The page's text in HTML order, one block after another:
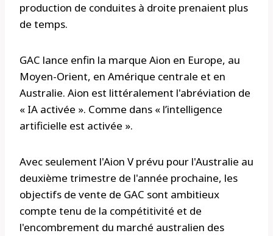
production de conduites à droite prenaient plus
de temps.
GAC lance enfin la marque Aion en Europe, au
Moyen-Orient, en Amérique centrale et en
Australie. Aion est littéralement l'abréviation de
« IA activée ». Comme dans « l’intelligence
artificielle est activée ».
Avec seulement l'Aion V prévu pour l'Australie au
deuxième trimestre de l'année prochaine, les
objectifs de vente de GAC sont ambitieux
compte tenu de la compétitivité et de
l'encombrement du marché australien des